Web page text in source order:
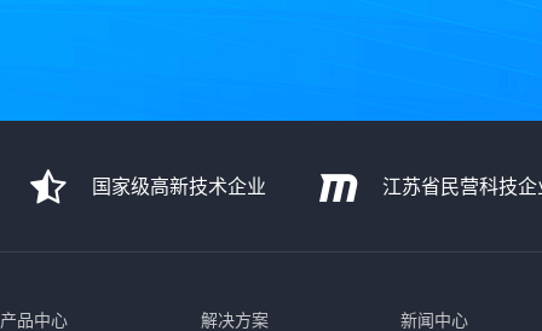
国家级高新技术企业 江苏省民营科技企
产品中心 解决方案 新闻中心